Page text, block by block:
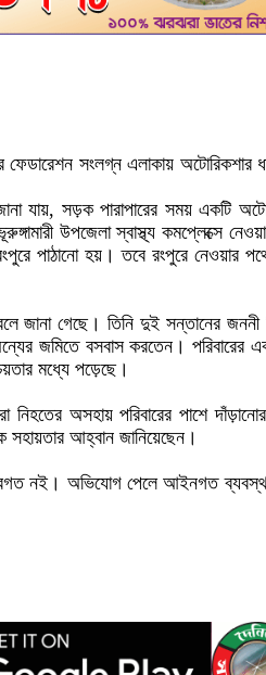
ফেডারেশন সংলগ্ন এলাকায় অটোরিকশার
যায়, সড়ক পারাপারের সময় একটি
উপজেলা স্বাস্থ্য কমপ্লেক্সে
পাঠানো হয়। তবে রংপুরে নেওয়ার
জানা গেছে। তিনি দুই সন্তানের জননী
জমিতে বসবাস করতেন। পরিবারের
মধ্যে পড়েছে।
অসহায় পরিবারের পাশে
সহায়তার আহ্বান জানিয়েছেন।
নই। অভিযোগ পেলে আইনগত